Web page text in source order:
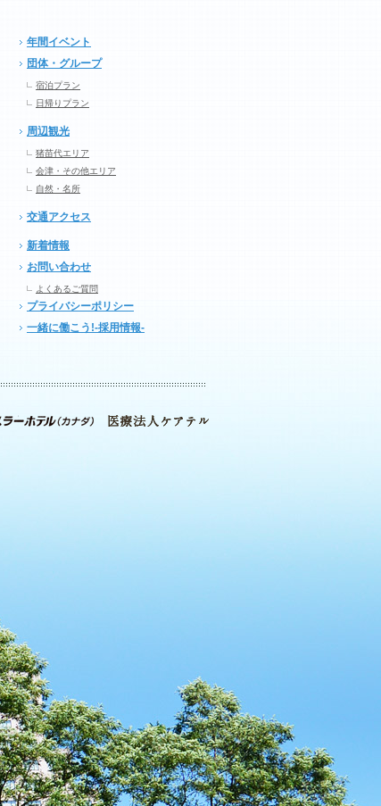
年間イベント
団体・グループ
宿泊プラン
日帰りプラン
周辺観光
猪苗代エリア
会津・その他エリア
自然・名所
交通アクセス
新着情報
お問い合わせ
よくあるご質問
プライバシーポリシー
一緒に働こう!-採用情報-